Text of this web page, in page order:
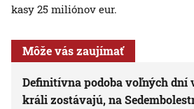
kasy 25 miliónov eur.
Môže vás zaujímať
Definitívna podoba voľných dní
králi zostávajú, na